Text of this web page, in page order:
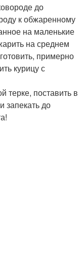
до
к обжаренному
на маленькие
на среднем
примерно
курицу с
терке, поставить в
запекать до